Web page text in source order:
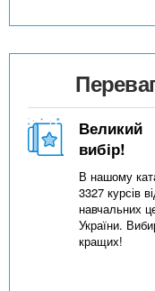
Великий
вибір!
В нашому
3327 курсів
навчальних
України.
кращих!